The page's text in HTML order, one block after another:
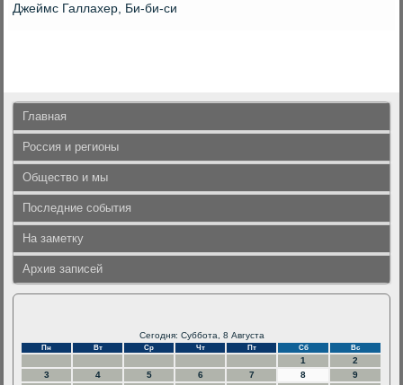
Джеймс Галлахер, Би-би-си
Главная
Россия и регионы
Общество и мы
Последние события
На заметку
Архив записей
Сегодня: Суббота, 8 Августа
Пн Вт Ср Чт Пт Сб Вс
1
2
3
4 5 6 7 8
9